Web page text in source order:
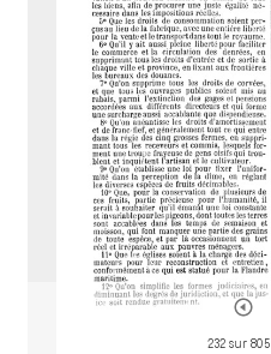
232 sur 805